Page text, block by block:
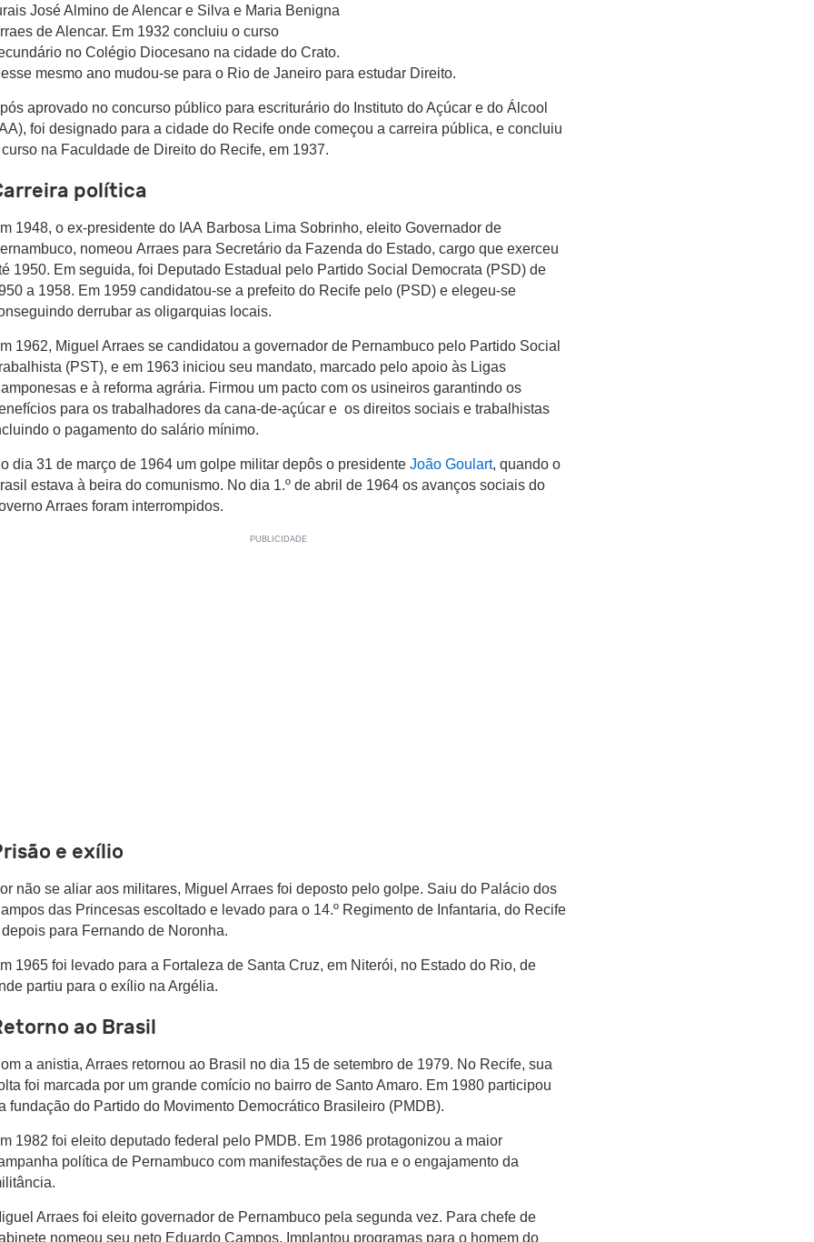
José Almino de Alencar e Silva e Maria Benigna
de Alencar. Em 1932 concluiu o curso
no Colégio Diocesano na cidade do Crato.
mesmo ano mudou-se para o Rio de Janeiro para estudar Direito.
aprovado no concurso público para escriturário do Instituto do Açúcar e do Álcool
foi designado para a cidade do Recife onde começou a carreira pública, e concluiu
na Faculdade de Direito do Recife, em 1937.
política
1948, o ex-presidente do IAA Barbosa Lima Sobrinho, eleito Governador de
nomeou Arraes para Secretário da Fazenda do Estado, cargo que exerceu
1950. Em seguida, foi Deputado Estadual pelo Partido Social Democrata (PSD) de
a 1958. Em 1959 candidatou-se a prefeito do Recife pelo (PSD) e elegeu-se
derrubar as oligarquias locais.
1962, Miguel Arraes se candidatou a governador de Pernambuco pelo Partido Social
(PST), e em 1963 iniciou seu mandato, marcado pelo apoio às Ligas
e à reforma agrária. Firmou um pacto com os usineiros garantindo os
para os trabalhadores da cana-de-açúcar e os direitos sociais e trabalhistas
o pagamento do salário mínimo.
dia 31 de março de 1964 um golpe militar depôs o presidente João Goulart, quando o
estava à beira do comunismo. No dia 1.º de abril de 1964 os avanços sociais do
Arraes foram interrompidos.
e exílio
não se aliar aos militares, Miguel Arraes foi deposto pelo golpe. Saiu do Palácio dos
das Princesas escoltado e levado para o 14.º Regimento de Infantaria, do Recife
para Fernando de Noronha.
1965 foi levado para a Fortaleza de Santa Cruz, em Niterói, no Estado do Rio, de
partiu para o exílio na Argélia.
ao Brasil
a anistia, Arraes retornou ao Brasil no dia 15 de setembro de 1979. No Recife, sua
foi marcada por um grande comício no bairro de Santo Amaro. Em 1980 participou
fundação do Partido do Movimento Democrático Brasileiro (PMDB).
1982 foi eleito deputado federal pelo PMDB. Em 1986 protagonizou a maior
política de Pernambuco com manifestações de rua e o engajamento da
Arraes foi eleito governador de Pernambuco pela segunda vez. Para chefe de
nomeou seu neto Eduardo Campos. Implantou programas para o homem do